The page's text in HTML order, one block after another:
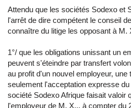
Attendu que les sociétés Sodexo et
l'arrêt de dire compétent le conseil
connaître du litige les opposant à M.
1°/ que les obligations unissant un
peuvent s'éteindre par transfert
au profit d'un nouvel employeur, une
seulement l'acceptation expresse
société Sodexo Afrique faisait valoir
l'employeur de M. X... à compter du